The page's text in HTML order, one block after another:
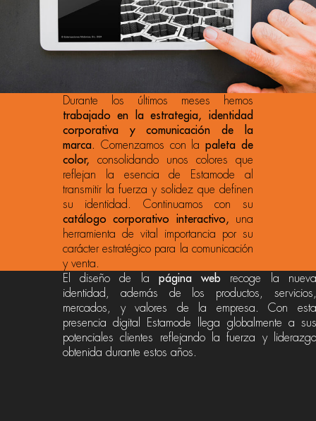
Durante los últimos meses hemos
trabajado en la estrategia, identidad
corporativa y comunicación de la
marca. Comenzamos con lapaleta de
color, consolidando unos colores que
reflejan la esencia de Estamode al
transmitir la fuerza y solidez que definen
su identidad. Continuamos con su
catálogo corporativo interactivo, una
herramienta de vital importancia por su
carácter estratégico para la comunicación
y venta.
El diseño de la página web recoge la nueva
identidad, además de los productos, servicios,
mercados, y valores de la empresa. Con esta
presencia digital Estamode llega globalmente a sus
potenciales clientes reflejando la fuerza y liderazgo
obtenida durante estos años.